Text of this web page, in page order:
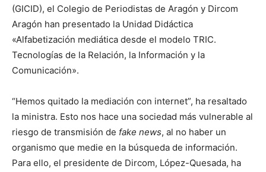
(GICID), el Colegio de Periodistas de Aragón y Dircom
Aragón han presentado la Unidad Didáctica
«Alfabetización mediática desde el modelo TRIC.
Tecnologías de la Relación, la Información y la
Comunicación».
“Hemos quitado la mediación con internet”, ha resaltado
la ministra. Esto nos hace una sociedad más vulnerable al
riesgo de transmisión de fake news, al no haber un
organismo que medie en la búsqueda de información.
Para ello, el presidente de Dircom, López-Quesada, ha